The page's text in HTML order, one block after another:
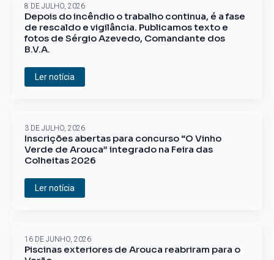
Depois do incêndio o trabalho continua, é a fase
de rescaldo e vigilância. Publicamos texto e
fotos de Sérgio Azevedo, Comandante dos
B.V.A.
8 DE JULHO, 2026
Ler notícia
Inscrições abertas para concurso “O Vinho
Verde de Arouca” integrado na Feira das
Colheitas 2026
3 DE JULHO, 2026
Ler notícia
Piscinas exteriores de Arouca reabriram para o
16 DE JUNHO, 2026